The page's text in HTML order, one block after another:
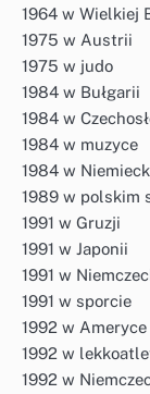
1964 w Wielkiej
1975 w Austrii
1975 w judo
1984 w Bułgarii
1984 w
1984 w muzyce
1984 w
1989 w polskim
1991 w Gruzji
1991 w Japonii
1991 w
1991 w sporcie
1992 w Ameryce
1992 w
1992 w